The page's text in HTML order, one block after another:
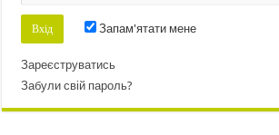
Запам'ятати мене
Зареєструватись
Забули свій пароль?